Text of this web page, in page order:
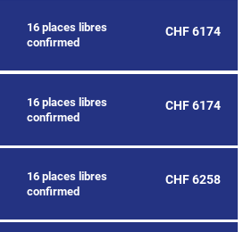
16 places libres
confirmed
CHF 6174
16 places libres
confirmed
CHF 6174
16 places libres
confirmed
CHF 6258